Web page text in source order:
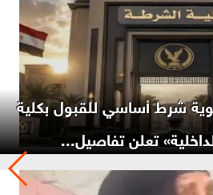
شرط أساسي للقبول بكلية
تعلن تفاصيل...